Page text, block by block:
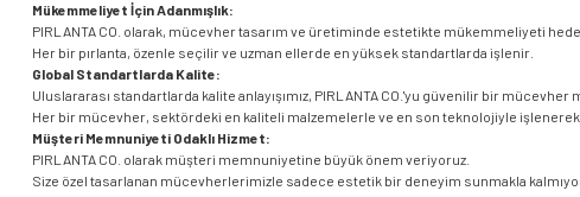
Mükemmeliyet İçin Adanmışlık:
PIRLANTA CO. olarak, mücevher tasarım ve üretiminde estetikte mükemmeliyeti
Her bir pırlanta, özenle seçilir ve uzman ellerde en yüksek standartlarda işlenir.
Global Standartlarda Kalite:
Uluslararası standartlarda kalite anlayışımız, PIRLANTA CO.'yu güvenilir bir mücevher
Her bir mücevher, sektördeki en kaliteli malzemelerle ve en son teknolojiyle
Müşteri Memnuniyeti Odaklı Hizmet:
PIRLANTA CO. olarak müşteri memnuniyetine büyük önem veriyoruz.
Size özel tasarlanan mücevherlerimizle sadece estetik bir deneyim sunmakla